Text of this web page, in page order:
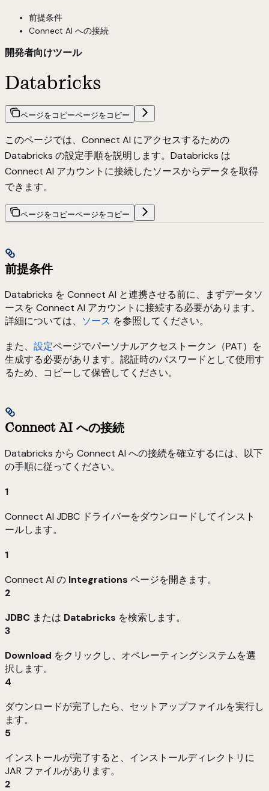
前提条件
Connect AI への接続
開発者向けツール
Databricks
ページをコピーページをコピー
このページでは、Connect AI にアクセスするための
Databricks の設定手順を説明します。Databricks は
Connect AI アカウントに接続したソースからデータを取得
できます。
ページをコピーページをコピー
前提条件
Databricks を Connect AI と連携させる前に、まずデータソ
ースを Connect AI アカウントに接続する必要があります。
詳細については、 ソース を参照してください。
また、 設定ページでパーソナルアクセストークン（PAT）を
生成する必要があります。認証時のパスワードとして使用す
るため、コピーして保管してください。
Connect AI への接続
Databricks から Connect AI への接続を確立するには、以下
の手順に従ってください。
1
Connect AI JDBC ドライバーをダウンロードしてインスト
ールします。
1
Connect AI の Integrations ページを開きます。
2
JDBC または Databricks を検索します。
3
Download をクリックし、オペレーティングシステムを選
択します。
4
ダウンロードが完了したら、セットアップファイルを実行し
ます。
5
インストールが完了すると、インストールディレクトリに
JAR ファイルがあります。
2